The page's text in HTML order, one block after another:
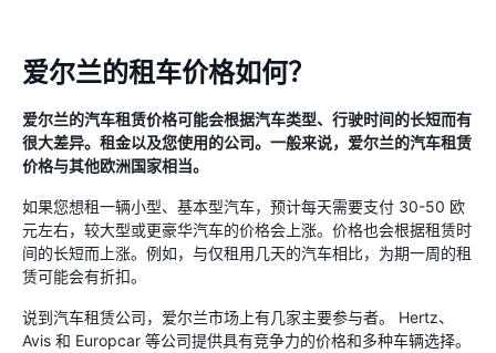
爱尔兰的租车价格如何？
爱尔兰的汽车租赁价格可能会根据汽车类型、行驶时间的长短而有
很大差异。租金以及您使用的公司。一般来说，爱尔兰的汽车租赁
价格与其他欧洲国家相当。
如果您想租一辆小型、基本型汽车，预计每天需要支付 30-50 欧
元左右，较大型或更豪华汽车的价格会上涨。价格也会根据租赁时
间的长短而上涨。例如，与仅租用几天的汽车相比，为期一周的租
赁可能会有折扣。
说到汽车租赁公司，爱尔兰市场上有几家主要参与者。 Hertz、
Avis 和 Europcar 等公司提供具有竞争力的价格和多种车辆选择。